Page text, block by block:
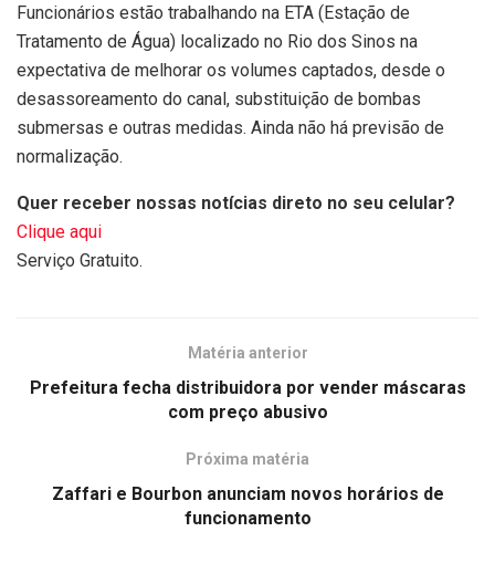
Funcionários estão trabalhando na ETA (Estação de
Tratamento de Água) localizado no Rio dos Sinos na
expectativa de melhorar os volumes captados, desde o
desassoreamento do canal, substituição de bombas
submersas e outras medidas. Ainda não há previsão de
normalização.
Quer receber nossas notícias direto no seu celular?
Clique aqui
Serviço Gratuito.
Matéria anterior
Prefeitura fecha distribuidora por vender máscaras
com preço abusivo
Próxima matéria
Zaffari e Bourbon anunciam novos horários de
funcionamento